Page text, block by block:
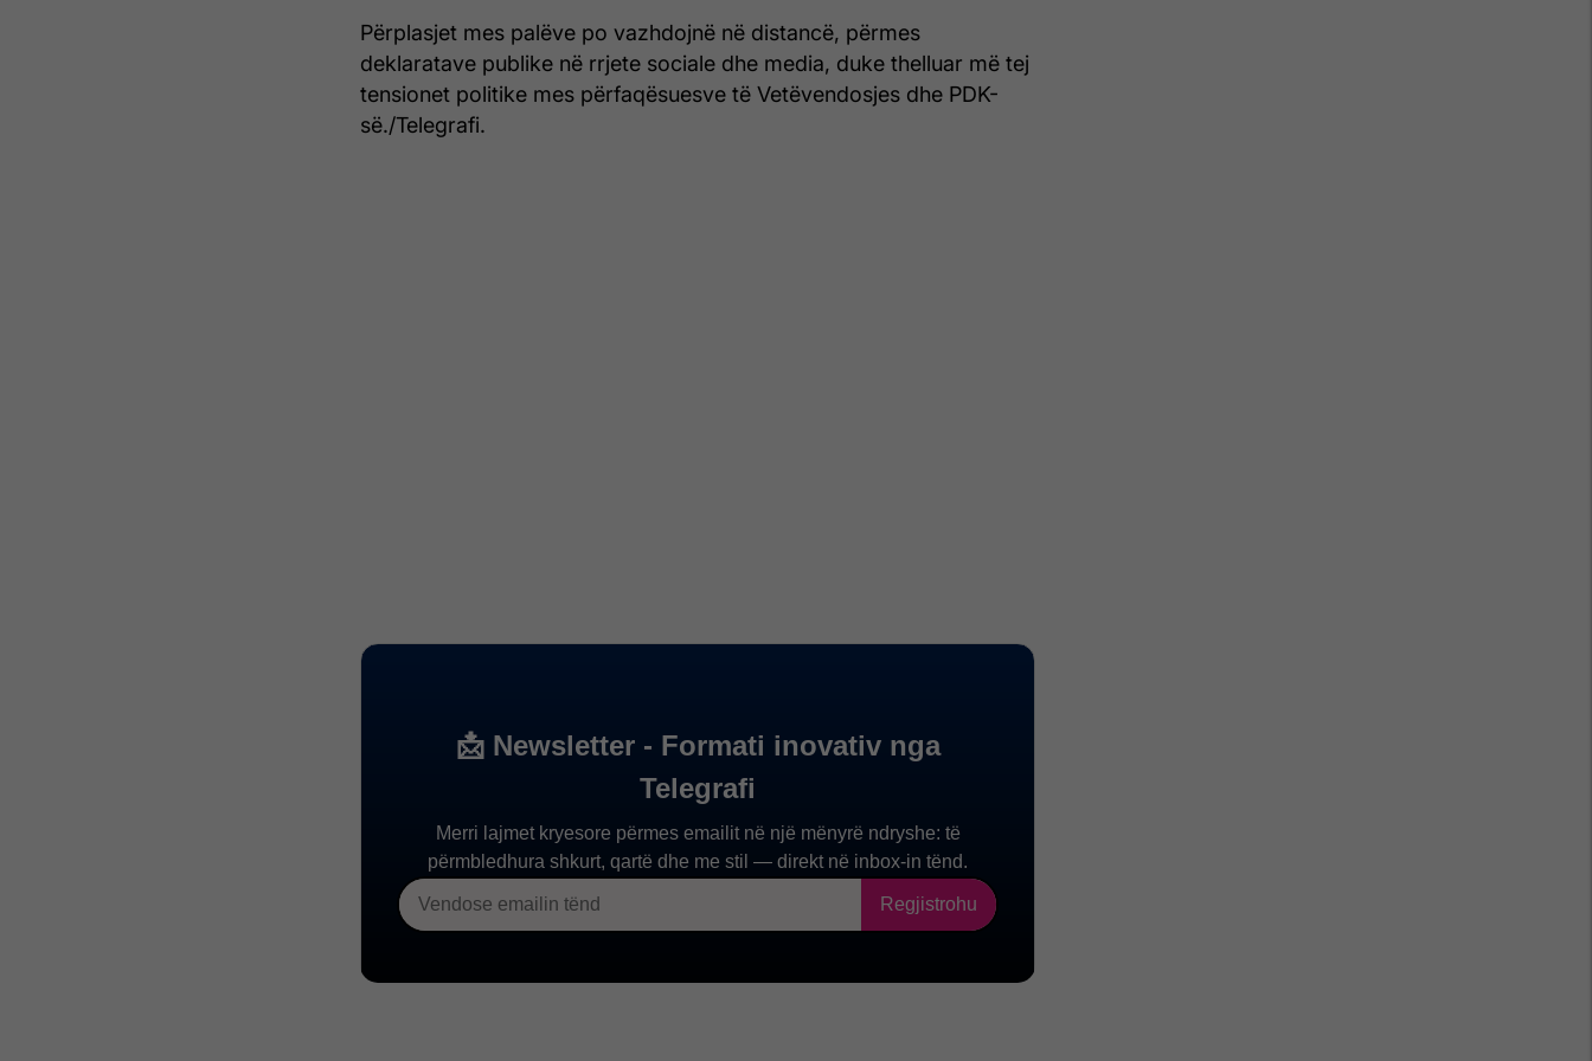
Përplasjet mes palëve po vazhdojnë në distancë, përmes
deklaratave publike në rrjete sociale dhe media, duke thelluar më tej
tensionet politike mes përfaqësuesve të Vetëvendosjes dhe PDK-
së./Telegrafi.